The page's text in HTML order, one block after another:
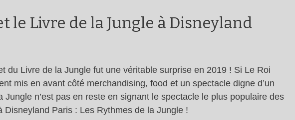
le Livre de la Jungle à Disneyland
du Livre de la Jungle fut une véritable surprise en 2019 ! Si Le Roi
mis en avant côté merchandising, food et un spectacle digne d’un
Jungle n’est pas en reste en signant le spectacle le plus populaire des
Disneyland Paris : Les Rythmes de la Jungle !